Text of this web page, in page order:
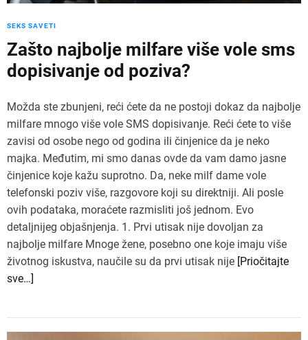
SEKS SAVETI
Zašto najbolje milfare više vole sms
dopisivanje od poziva?
Možda ste zbunjeni, reći ćete da ne postoji dokaz da najbolje
milfare mnogo više vole SMS dopisivanje. Reći ćete to više
zavisi od osobe nego od godina ili činjenice da je neko
majka. Međutim, mi smo danas ovde da vam damo jasne
činjenice koje kažu suprotno. Da, neke milf dame vole
telefonski poziv više, razgovore koji su direktniji. Ali posle
ovih podataka, moraćete razmisliti još jednom. Evo
detaljnijeg objašnjenja. 1. Prvi utisak nije dovoljan za
najbolje milfare Mnoge žene, posebno one koje imaju više
životnog iskustva, naučile su da prvi utisak nije [Priočitajte
sve…]